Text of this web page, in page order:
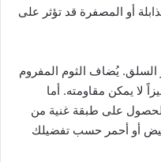
أو المصفرة قد تؤثر على
يُضاف الثوم المفروم
لا يمكن مقاومته. أما
على طبقة غنية من
أو أحمر حسب تفضيلك